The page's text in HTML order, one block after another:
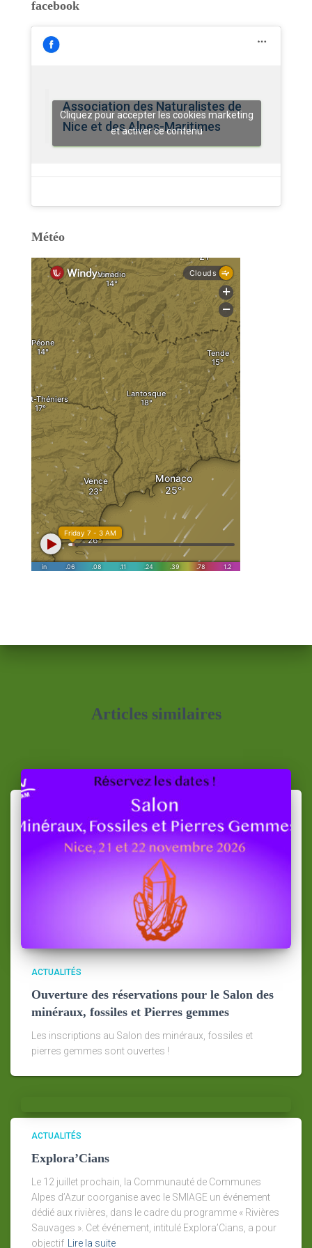
facebook
Association des Naturalistes de
Nice et des Alpes-Maritimes
Cliquez pour accepter les cookies marketing
et activer ce contenu
Météo
Articles similaires
ACTUALITÉS
Ouverture des réservations pour le Salon des
minéraux, fossiles et Pierres gemmes
Les inscriptions au Salon des minéraux, fossiles et
pierres gemmes sont ouvertes !
ACTUALITÉS
Explora’Cians
Le 12 juillet prochain, la Communauté de Communes
Alpes d’Azur coorganise avec le SMIAGE un événement
dédié aux rivières, dans le cadre du programme « Rivières
Sauvages ». Cet événement, intitulé Explora’Cians, a pour
objectif Lire la suite